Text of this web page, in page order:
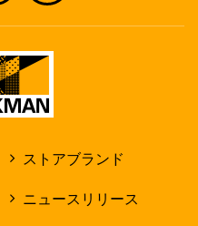
ストアブランド
ニュースリリース